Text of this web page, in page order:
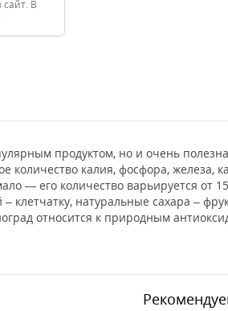
сайт. В
продуктом, но и очень
количество калия, фосфора,
— его количество варьируется от
клетчатку, натуральные сахара –
относится к природным